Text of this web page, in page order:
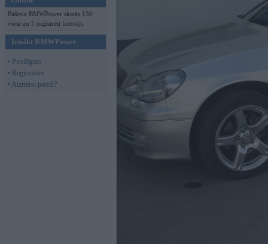
Pašreiz BMWPower skatās 130
viesi un 5 reģistrēti lietotāji.
Ienākt BMWPower
• Pieslēgties
• Reģistrēties
• Aizmirsi paroli?